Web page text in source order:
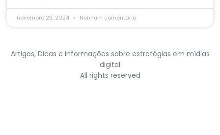
novembro 23, 2024 Nenhum comentário
Artigos, Dicas e informações sobre estratégias em mídias
digital
All rights reserved